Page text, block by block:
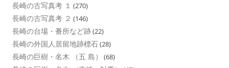
長崎の古写真考 １ (270)
長崎の古写真考 ２ (146)
長崎の台場・番所など跡(22)
長崎の外国人居留地跡標石(28)
長崎の巨樹・名木 （五 島） (68)